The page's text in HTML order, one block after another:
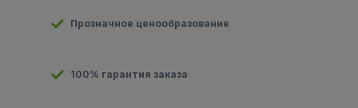
Прозначное ценообразование
100% гарантия заказа